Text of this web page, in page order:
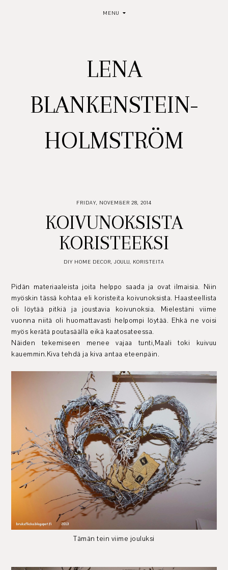
MENU
LENA
BLANKENSTEIN-
HOLMSTRÖM
FRIDAY, NOVEMBER 28, 2014
KOIVUNOKSISTA
KORISTEEKSI
DIY HOME DECOR, JOULU, KORISTEITA
Pidän materiaaleista joita helppo saada ja ovat ilmaisia. Niin
myöskin tässä kohtaa eli koristeita koivunoksista. Haasteellista
oli löytää pitkiä ja joustavia koivunoksia. Mielestäni viime
vuonna niitä oli huomattavasti helpompi löytää. Ehkä ne voisi
myös kerätä poutasäällä eikä kaatosateessa.
Näiden tekemiseen menee vajaa tunti,Maali toki kuivuu
kauemmin.Kiva tehdä ja kiva antaa eteenpäin.
Tämän tein viime jouluksi